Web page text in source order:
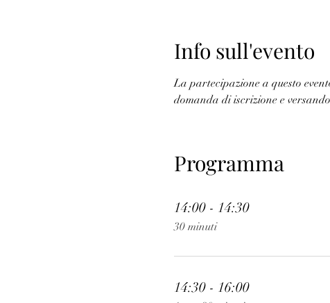
Info sull'evento
La partecipazione a questo
domanda di iscrizione e
Programma
14:00 - 14:30
30 minuti
14:30 - 16:00